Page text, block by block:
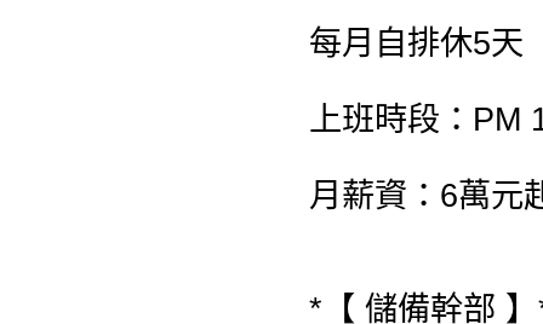
每月自排休5天
上班時段：PM
月薪資：6萬元
*【 儲備幹部